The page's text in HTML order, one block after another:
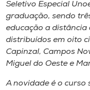
Unoesc
Store
Selecione
Seletivo Especial
graduação, sendo
educação a distância
distribuídos em oito
Capinzal, Campos
Miguel do Oeste e
A novidade é o curso